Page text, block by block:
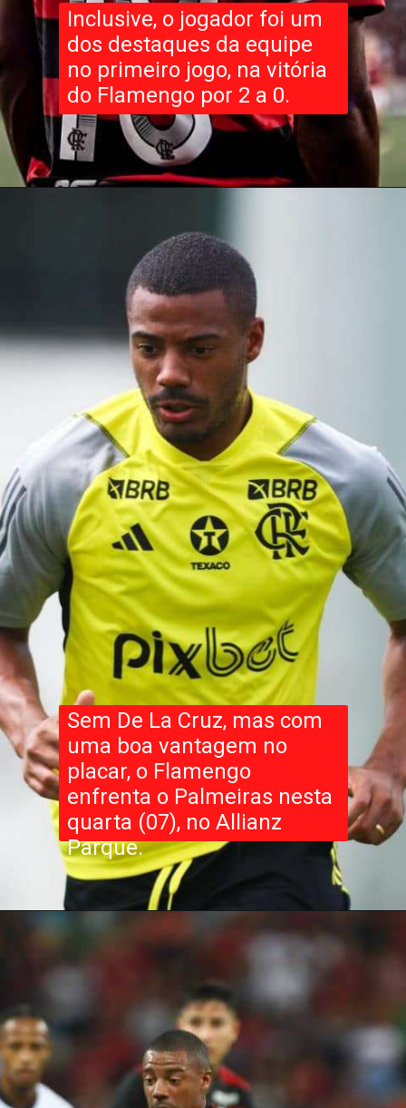
Inclusive, o jogador foi um
dos destaques da equipe
no primeiro jogo, na vitória
do Flamengo por 2 a 0.
Sem De La Cruz, mas com
uma boa vantagem no
placar, o Flamengo
enfrenta o Palmeiras nesta
quarta (07), no Allianz
Parque.